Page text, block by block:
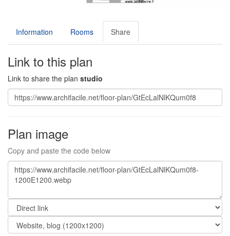
Information Rooms Share
Link to this plan
Link to share the plan studio
Plan image
Copy and paste the code below